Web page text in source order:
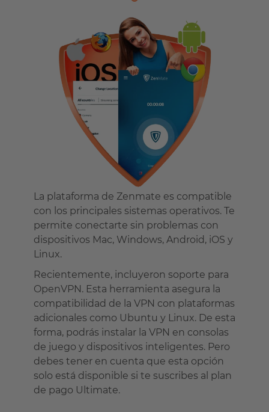
La plataforma de Zenmate es compatible
con los principales sistemas operativos. Te
permite conectarte sin problemas con
dispositivos Mac, Windows, Android, iOS y
Linux.
Recientemente, incluyeron soporte para
OpenVPN. Esta herramienta asegura la
compatibilidad de la VPN con plataformas
adicionales como Ubuntu y Linux. De esta
forma, podrás instalar la VPN en consolas
de juego y dispositivos inteligentes. Pero
debes tener en cuenta que esta opción
solo está disponible si te suscribes al plan
de pago Ultimate.